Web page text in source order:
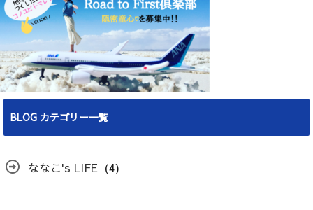
BLOG カテゴリー一覧
ななこ's LIFE (4)